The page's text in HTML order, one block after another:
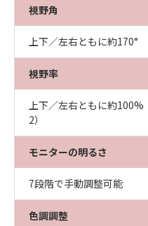
視野角
上下／左右ともに約170°
視野率
上下／左右ともに約100%
2）
モニターの明るさ
7段階で手動調整可能
色調調整